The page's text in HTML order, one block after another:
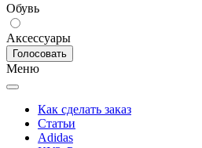
Обувь
Аксессуары
Меню
Как сделать заказ
Статьи
Adidas